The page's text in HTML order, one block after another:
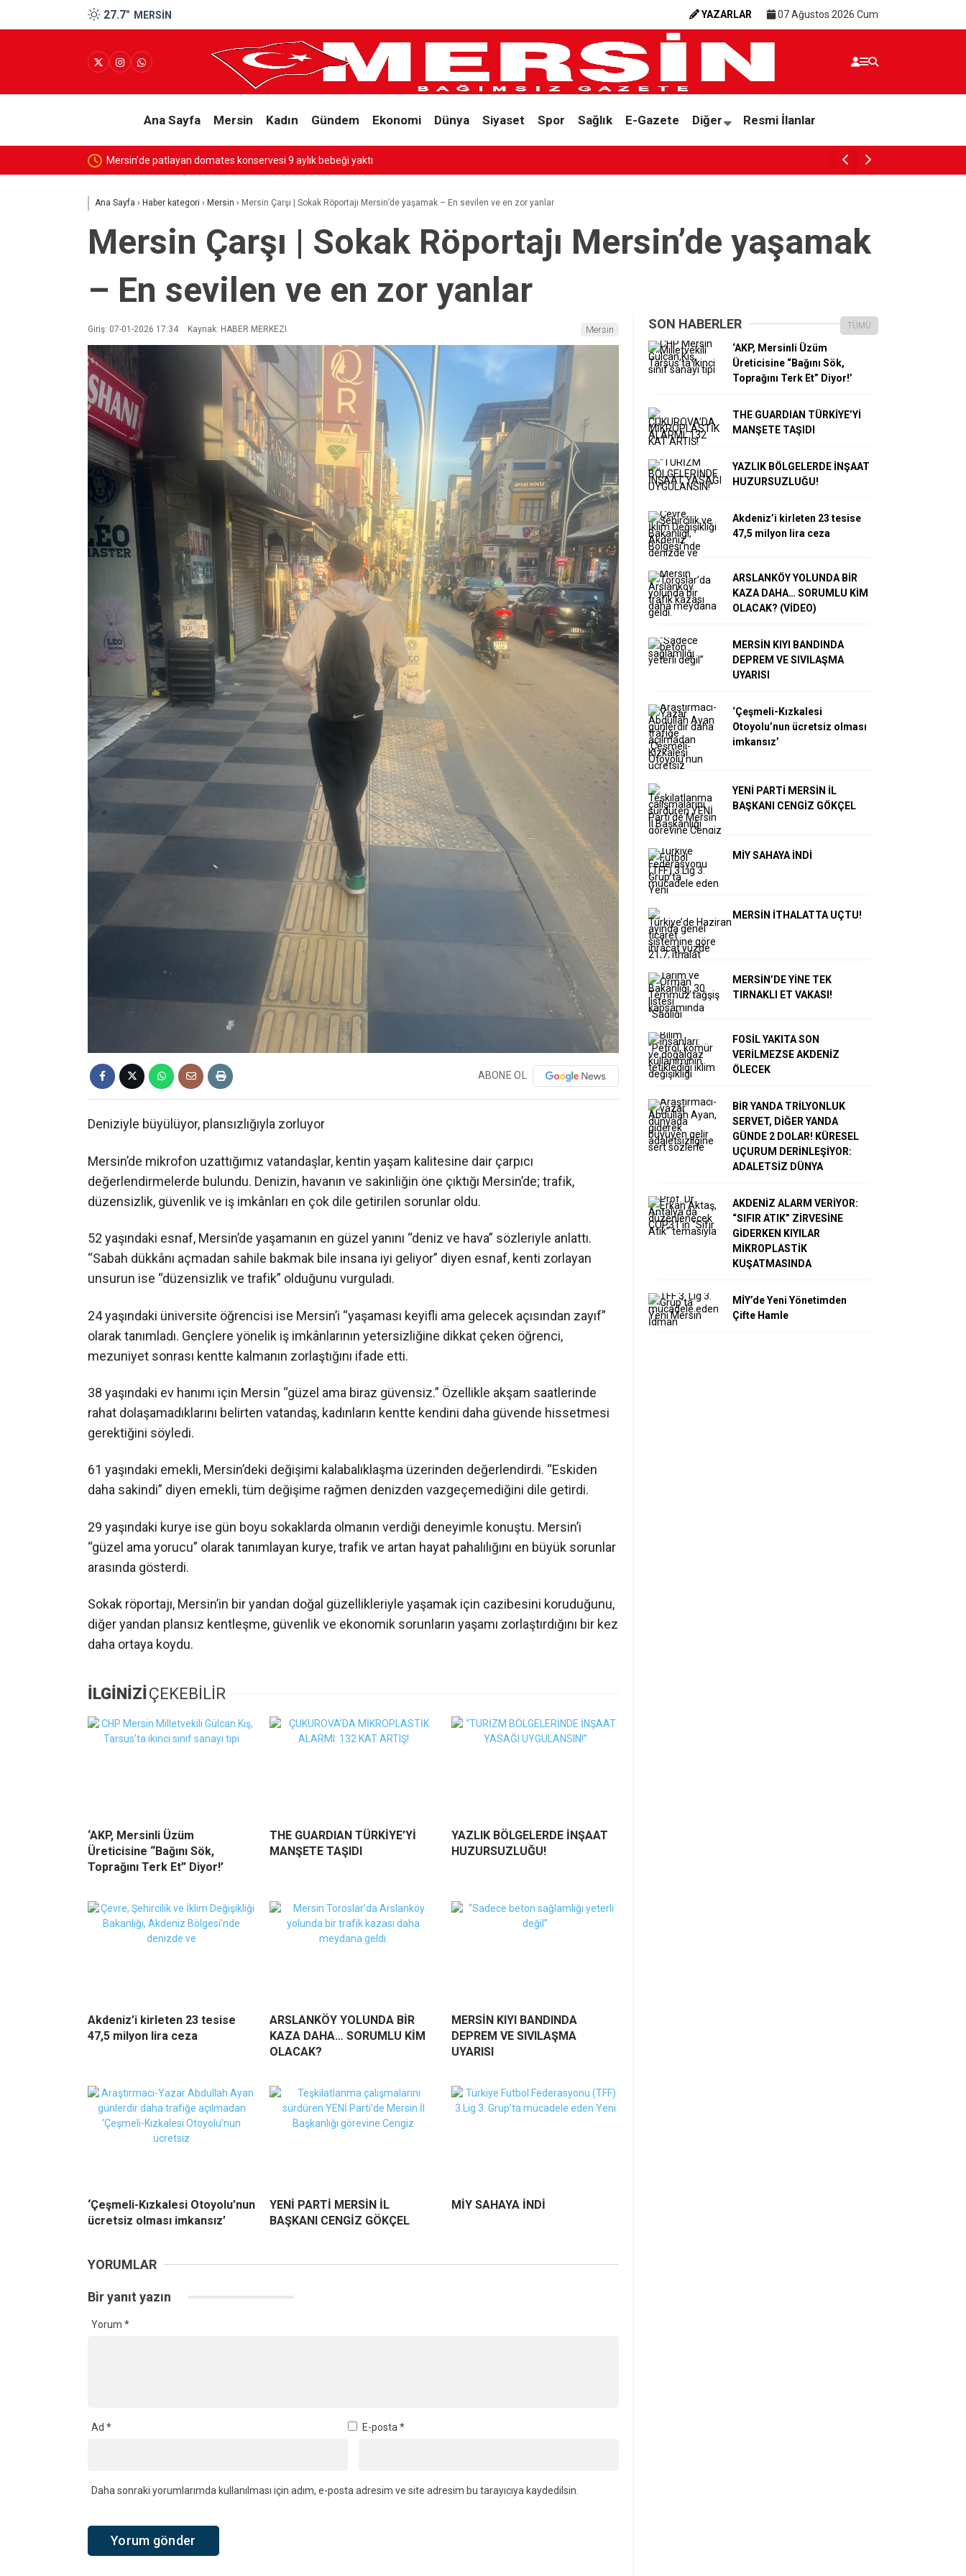
27.7° MERSIN YAZARLAR 07 Ağustos 2026 Cum
Ana Sayfa Mersin Kadın Gündem Ekonomi Dünya Siyaset Spor Sağlık E-Gazete Diğer Resmi İlanlar
SESSİZ ÇIĞLIK PARANIN RENGİ İNSANIN
Ana Sayfa › Haber kategori › Mersin › Mersin Çarşı | Sokak Röportajı Mersin’de yaşamak – En sevilen ve en zor yanlar
Mersin Çarşı | Sokak Röportajı Mersin’de yaşamak
– En sevilen ve en zor yanlar
Giriş: 07-01-2026 17:34 Kaynak: HABER MERKEZI Mersin
ABONE OL
Deniziyle büyülüyor, plansızlığıyla zorluyor
Mersin’de mikrofon uzattığımız vatandaşlar, kentin yaşam kalitesine dair çarpıcı
değerlendirmelerde bulundu. Denizin, havanın ve sakinliğin öne çıktığı Mersin’de; trafik,
düzensizlik, güvenlik ve iş imkânları en çok dile getirilen sorunlar oldu.
52 yaşındaki esnaf, Mersin’de yaşamanın en güzel yanını “deniz ve hava” sözleriyle anlattı.
“Sabah dükkânı açmadan sahile bakmak bile insana iyi geliyor” diyen esnaf, kenti zorlayan
unsurun ise “düzensizlik ve trafik” olduğunu vurguladı.
24 yaşındaki üniversite öğrencisi ise Mersin’i “yaşaması keyifli ama gelecek açısından zayıf”
olarak tanımladı. Gençlere yönelik iş imkânlarının yetersizliğine dikkat çeken öğrenci,
mezuniyet sonrası kentte kalmanın zorlaştığını ifade etti.
38 yaşındaki ev hanımı için Mersin “güzel ama biraz güvensiz.” Özellikle akşam saatlerinde
rahat dolaşamadıklarını belirten vatandaş, kadınların kentte kendini daha güvende hissetmesi
gerektiğini söyledi.
61 yaşındaki emekli, Mersin’deki değişimi kalabalıklaşma üzerinden değerlendirdi. “Eskiden
daha sakindi” diyen emekli, tüm değişime rağmen denizden vazgeçemediğini dile getirdi.
29 yaşındaki kurye ise gün boyu sokaklarda olmanın verdiği deneyimle konuştu. Mersin’i
“güzel ama yorucu” olarak tanımlayan kurye, trafik ve artan hayat pahalılığını en büyük sorunlar
arasında gösterdi.
Sokak röportajı, Mersin’in bir yandan doğal güzellikleriyle yaşamak için cazibesini koruduğunu,
diğer yandan plansız kentleşme, güvenlik ve ekonomik sorunların yaşamı zorlaştırdığını bir kez
daha ortaya koydu.
İLGİNİZİ ÇEKEBİLİR
‘AKP, Mersinli Üzüm
Üreticisine “Bağını Sök,
Toprağını Terk Et” Diyor!’
THE GUARDIAN TÜRKİYE’Yİ
MANŞETE TAŞIDI
YAZLIK BÖLGELERDE İNŞAAT
HUZURSUZLUĞU!
Akdeniz’i kirleten 23 tesise
47,5 milyon lira ceza
ARSLANKÖY YOLUNDA BİR
KAZA DAHA… SORUMLU KİM
OLACAK?
MERSİN KIYI BANDINDA
DEPREM VE SIVILAŞMA
UYARISI
‘Çeşmeli-Kızkalesi Otoyolu’nun
ücretsiz olması imkansız’
YENİ PARTİ MERSİN İL
BAŞKANI CENGİZ GÖKÇEL
MİY SAHAYA İNDİ
YORUMLAR
Bir yanıt yazın
Yorum *
Ad * E-posta*
Daha sonraki yorumlarımda kullanılması için adım, e-posta adresim ve site adresim bu tarayıcıya kaydedilsin.
SON HABERLER TÜMÜ
‘AKP, Mersinli Üzüm
Üreticisine “Bağını Sök,
Toprağını Terk Et” Diyor!’
THE GUARDIAN TÜRKİYE’Yİ
MANŞETE TAŞIDI
YAZLIK BÖLGELERDE İNŞAAT
HUZURSUZLUĞU!
Akdeniz’i kirleten 23 tesise
47,5 milyon lira ceza
ARSLANKÖY YOLUNDA BİR
KAZA DAHA… SORUMLU KİM
OLACAK? (VİDEO)
MERSİN KIYI BANDINDA
DEPREM VE SIVILAŞMA
UYARISI
‘Çeşmeli-Kızkalesi
Otoyolu’nun ücretsiz olması
imkansız’
YENİ PARTİ MERSİN İL
BAŞKANI CENGİZ GÖKÇEL
MİY SAHAYA İNDİ
MERSİN İTHALATTA UÇTU!
MERSİN’DE YİNE TEK
TIRNAKLI ET VAKASI!
FOSİL YAKITA SON
VERİLMEZSE AKDENİZ
ÖLECEK
BİR YANDA TRİLYONLUK
SERVET, DİĞER YANDA
GÜNDE 2 DOLAR! KÜRESEL
UÇURUM DERİNLEŞİYOR:
ADALETSİZ DÜNYA
AKDENİZ ALARM VERİYOR:
“SIFIR ATIK” ZİRVESİNE
GİDERKEN KIYILAR
MİKROPLASTİK
KUŞATMASINDA
MİY’de Yeni Yönetimden
Çifte Hamle